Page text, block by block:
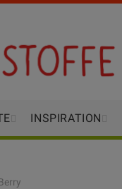
INSPIRATION